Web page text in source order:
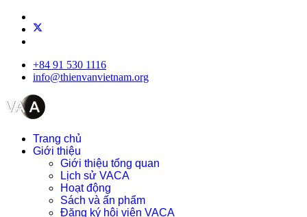
+84 91 530 1116
info@thienvanvietnam.org
Trang chủ
Giới thiệu
Giới thiệu tổng quan
Lịch sử VACA
Hoạt động
Sách và ấn phẩm
Đăng ký hội viên VACA